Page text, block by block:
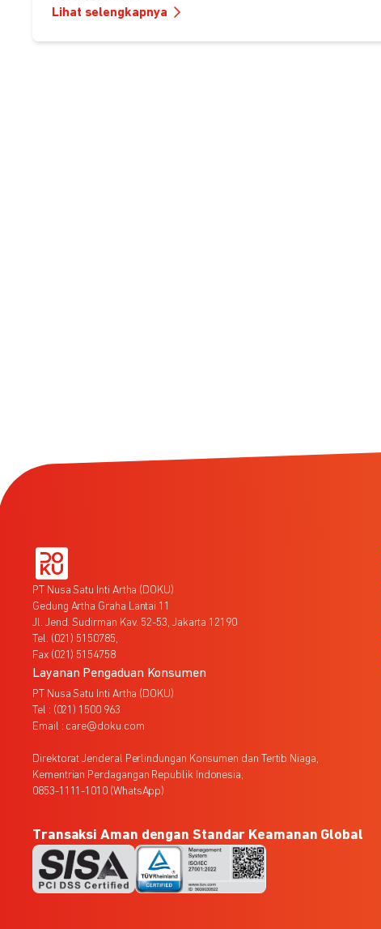
Lihat selengkapnya
PT Nusa Satu Inti Artha (DOKU)
Gedung Artha Graha Lantai 11
Jl. Jend. Sudirman Kav. 52-53, Jakarta 12190
Tel. (021) 5150785,
Fax (021) 5154758
Layanan Pengaduan Konsumen
PT Nusa Satu Inti Artha (DOKU)
Tel : (021) 1500 963
Email : care@doku.com
Direktorat Jenderal Perlindungan Konsumen dan Tertib Niaga,
Kementrian Perdagangan Republik Indonesia,
0853-1111-1010 (WhatsApp)
Transaksi Aman dengan Standar Keamanan Global